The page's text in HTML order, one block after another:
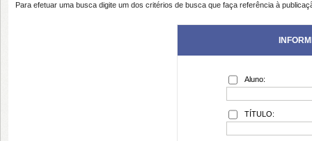
Para efetuar uma busca digite um dos critérios de busca que faça referência à
Aluno:
TÍTULO: